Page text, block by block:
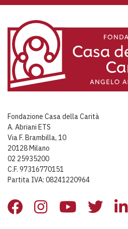
Fondazione Casa della Carità
A. Abriani ETS
Via F. Brambilla, 10
20128 Milano
02 25935200
C.F. 97316770151
Partita IVA: 08241220964